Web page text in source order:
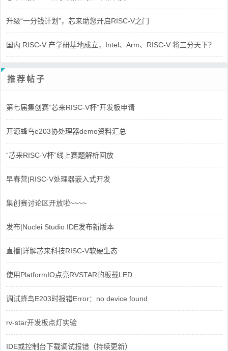
升级“一分钱计划”，芯来助您开启RISC-V之门
国内 RISC-V 产学研基地成立，Intel、Arm、RISC-V 将三分天下？
推荐帖子
第七届集创赛“芯来RISC-V杯”开发板申请
开源蜂鸟e203协处理器demo资料汇总
“芯来RISC-V杯”线上赛题解析回放
早春营|RISC-V处理器嵌入式开发
集创赛讨论区开放啦~~~~
发布|Nuclei Studio IDE发布新版本
直播|详解芯来科技RISC-V软硬生态
使用PlatformIO点亮RVSTAR的板载LED
调试蜂鸟E203时报错Error：no device found
rv-star开发板点灯实验
IDE或控制台下载调试报错（持续更新）